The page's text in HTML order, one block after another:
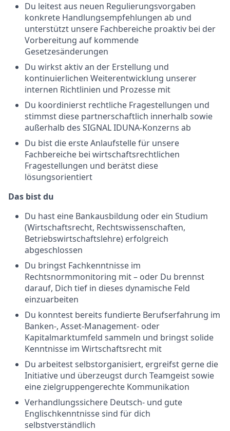
Du leitest aus neuen Regulierungsvorgaben
konkrete Handlungsempfehlungen ab und
unterstützt unsere Fachbereiche proaktiv bei der
Vorbereitung auf kommende
Gesetzesänderungen
Du wirkst aktiv an der Erstellung und
kontinuierlichen Weiterentwicklung unserer
internen Richtlinien und Prozesse mit
Du koordinierst rechtliche Fragestellungen und
stimmst diese partnerschaftlich innerhalb sowie
außerhalb des SIGNAL IDUNA-Konzerns ab
Du bist die erste Anlaufstelle für unsere
Fachbereiche bei wirtschaftsrechtlichen
Fragestellungen und berätst diese
lösungsorientiert
Das bist du
Du hast eine Bankausbildung oder ein Studium
(Wirtschaftsrecht, Rechtswissenschaften,
Betriebswirtschaftslehre) erfolgreich
abgeschlossen
Du bringst Fachkenntnisse im
Rechtsnormmonitoring mit – oder Du brennst
darauf, Dich tief in dieses dynamische Feld
einzuarbeiten
Du konntest bereits fundierte Berufserfahrung im
Banken-, Asset-Management- oder
Kapitalmarktumfeld sammeln und bringst solide
Kenntnisse im Wirtschaftsrecht mit
Du arbeitest selbstorganisiert, ergreifst gerne die
Initiative und überzeugst durch Teamgeist sowie
eine zielgruppengerechte Kommunikation
Verhandlungssichere Deutsch- und gute
Englischkenntnisse sind für dich
selbstverständlich